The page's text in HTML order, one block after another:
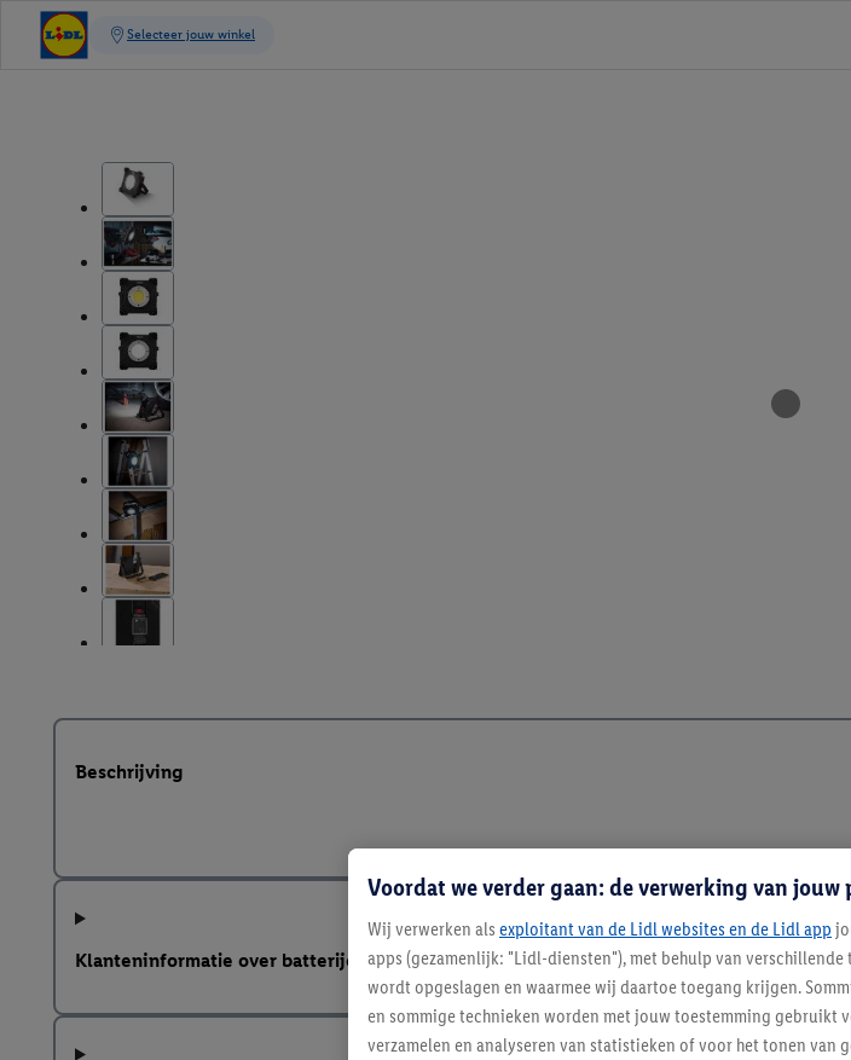
Beschrijving
Klanteninformatie over batterijen Europese Batterijenverordening
Voordat we verder gaan: de verwerking van jouw
Wij verwerken als exploitant van de Lidl websites en de Lidl app
apps (gezamenlijk: "Lidl-diensten"), met behulp van
wordt opgeslagen en waarmee wij daartoe toegang krijgen.
en sommige technieken worden met jouw toestemming gebruikt
verzamelen en analyseren van statistieken of voor het tonen van